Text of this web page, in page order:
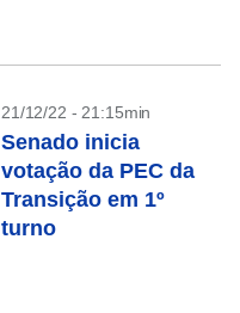
21/12/22 - 21:15min
Senado inicia
votação da PEC da
Transição em 1º
turno